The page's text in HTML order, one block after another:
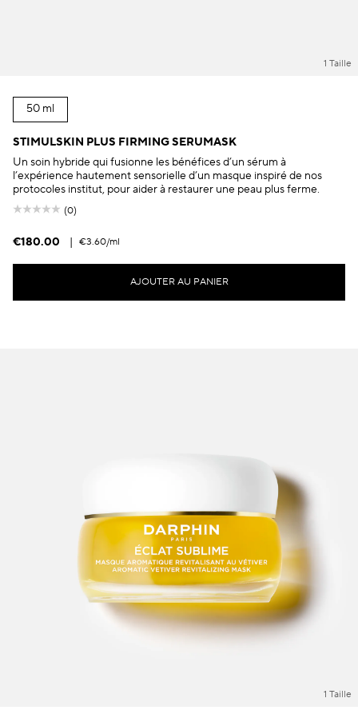
1 Taille
50 ml
STIMULSKIN PLUS FIRMING SERUMASK
Un soin hybride qui fusionne les bénéfices d’un sérum à
l’expérience hautement sensorielle d’un masque inspiré de nos
protocoles institut, pour aider à restaurer une peau plus ferme.
(0)
€180.00 | €3.60/ml
AJOUTER AU PANIER
1 Taille